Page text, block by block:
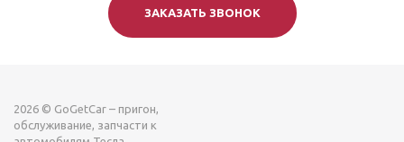
2026 © GoGetCar – пригон,
обслуживание, запчасти к